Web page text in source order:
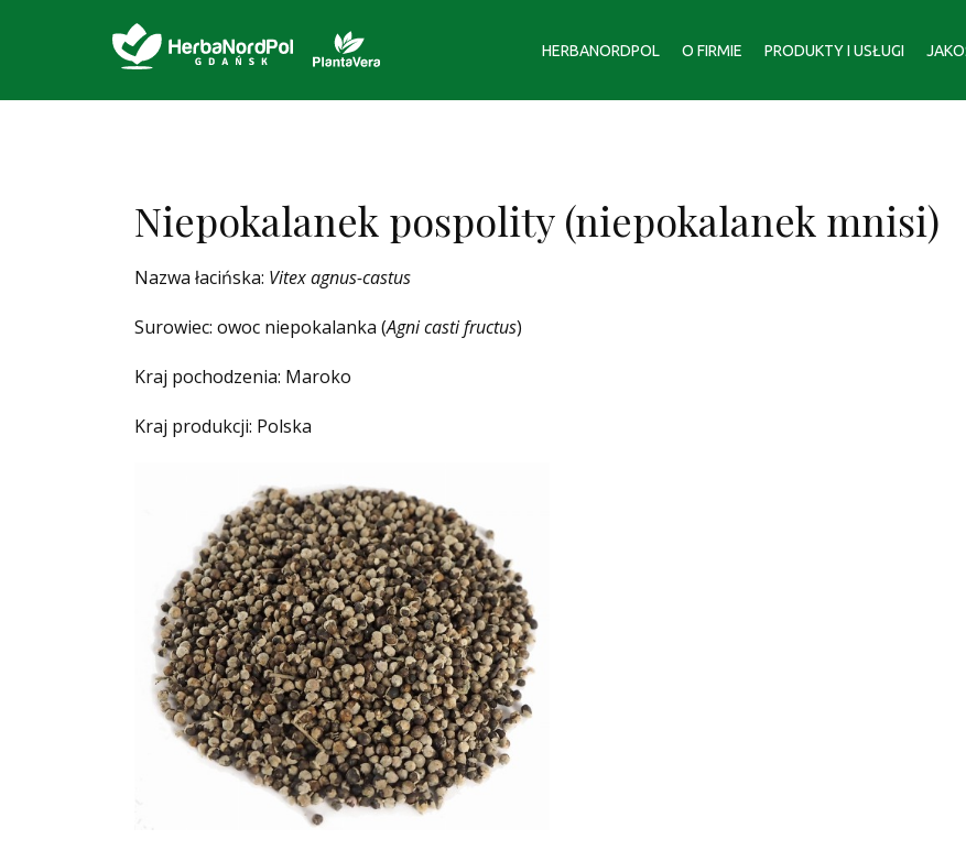
HERBANORDPOL O FIRMIE PRODUKTY I USŁUGI
Niepokalanek pospolity (niepokalanek mnisi)
Nazwa łacińska: Vitex agnus-castus
Surowiec: owoc niepokalanka (Agni casti fructus)
Kraj pochodzenia: Maroko
Kraj produkcji: Polska